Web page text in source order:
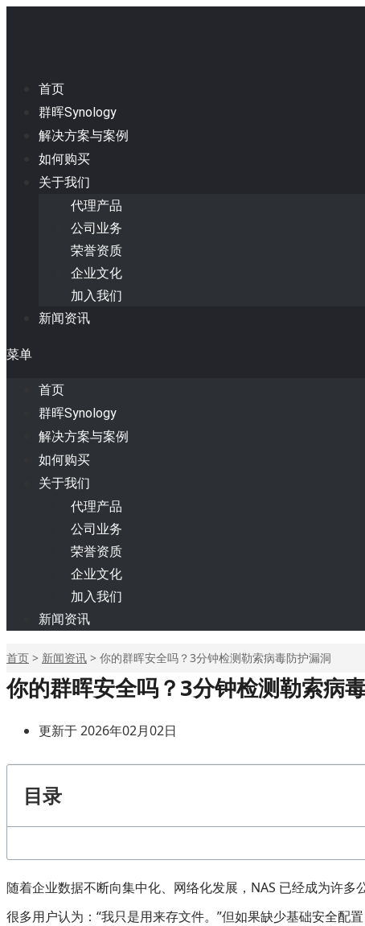
首页
群晖Synology
解决方案与案例
如何购买
关于我们
代理产品
公司业务
荣誉资质
企业文化
加入我们
新闻资讯
菜单
首页
群晖Synology
解决方案与案例
如何购买
关于我们
代理产品
公司业务
荣誉资质
企业文化
加入我们
新闻资讯
首页 > 新闻资讯 > 你的群晖安全吗？3分钟检测勒索病毒防护漏洞
你的群晖安全吗？3分钟检测勒索病
更新于 2026年02月02日
目录
随着企业数据不断向集中化、网络化发展，NAS 已经成为许
很多用户认为：“我只是用来存文件。”但如果缺少基础安全配置